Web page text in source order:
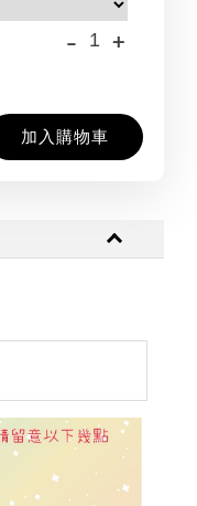
- +
加入購物車